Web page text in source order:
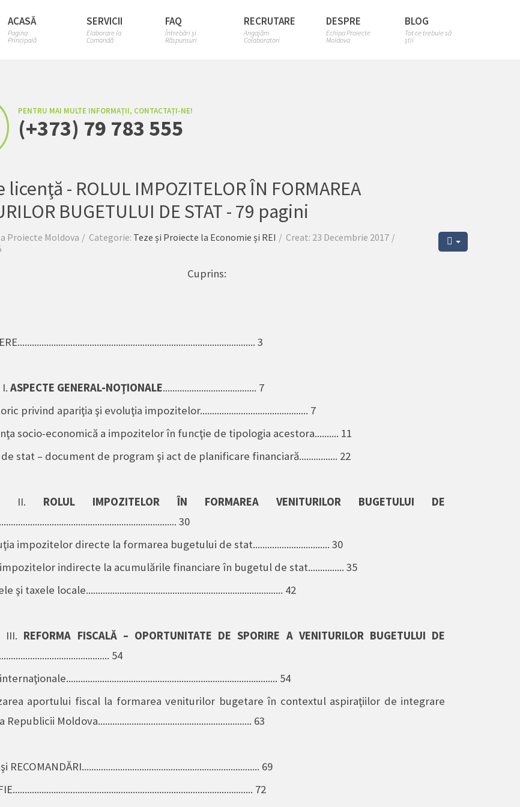
ACASĂ
Pagina
Principală
SERVICII
Elaborare la
Comandă
FAQ
Întrebări și
Răspunsuri
RECRUTARE
Angajăm
Colaboratori
DESPRE
Echipa Proiecte
Moldova
BLOG
Tot ce trebuie să
știi
PENTRU MAI MULTE INFORMAȚII, CONTACTAȚI-NE!
(+373) 79 783 555
licenţă - ROLUL IMPOZITELOR ÎN FORMAREA
BUGETULUI DE STAT - 79 pagini
Proiecte Moldova Categorie: Teze și Proiecte la Economie și REI
Creat: 23 Decembrie 2017
Cuprins:
3
ASPECTE GENERAL-NOŢIONALE....................................... 7
privind apariţia şi evoluţia impozitelor............................................. 7
socio-economică a impozitelor în funcţie de tipologia acestora.......... 11
stat – document de program şi act de planificare financiară................ 22
II. ROLUL IMPOZITELOR ÎN FORMAREA VENITURILOR BUGETULUI DE
30
impozitelor directe la formarea bugetului de stat................................ 30
indirecte la acumulările financiare în bugetul de stat............... 35
şi taxele locale.................................................................................. 42
III. REFORMA FISCALĂ – OPORTUNITATE DE SPORIRE A VENITURILOR BUGETULUI DE
54
54
aportului fiscal la formarea veniturilor bugetare în contextul aspiraţiilor de integrare
Moldova................................................................ 63
RECOMANDĂRI.......................................................................... 69
72